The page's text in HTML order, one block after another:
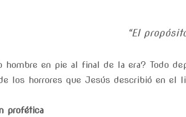
“El
hombre en pie al final de la era? Todo
los horrores que Jesús describió en el
profética